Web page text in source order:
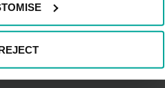
que afectan a la
A continuación, los